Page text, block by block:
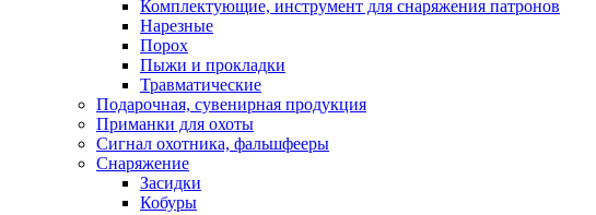
Комплектующие, инструмент для снаряжения патронов
Нарезные
Порох
Пыжи и прокладки
Травматические
Подарочная, сувенирная продукция
Приманки для охоты
Сигнал охотника, фальшфееры
Снаряжение
Засидки
Кобуры